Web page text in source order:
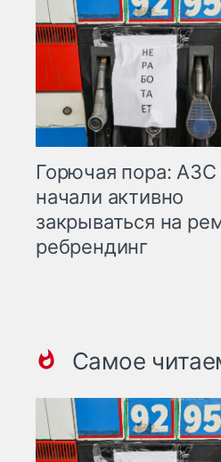
Горючая пора: АЗС
начали активно
закрываться на
ребрендинг
Самое